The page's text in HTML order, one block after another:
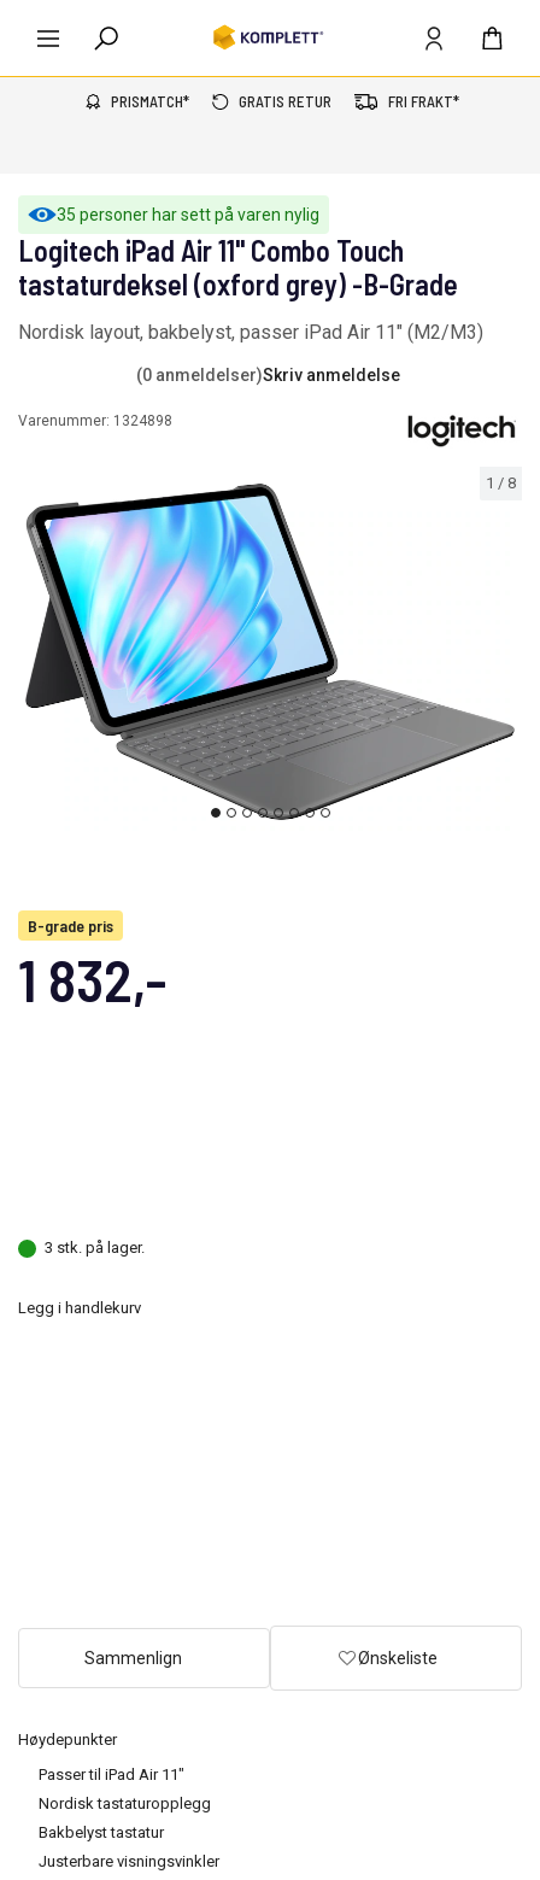
PRISMATCH* GRATIS RETUR FRI FRAKT*
35 personer har sett på varen nylig
1 / 8
Høydepunkter
Passer til iPad Air 11"
Nordisk tastaturopplegg
Bakbelyst tastatur
Justerbare visningsvinkler
Logitech iPad Air 11" Combo Touch
tastaturdeksel (oxford grey) -B-Grade
Nordisk layout, bakbelyst, passer iPad Air 11" (M2/M3)
(0 anmeldelser)Skriv anmeldelse
Varenummer: 1324898
B-grade pris
1 832,-
3 stk. på lager.
Legg i handlekurv
Sammenlign Ønskeliste